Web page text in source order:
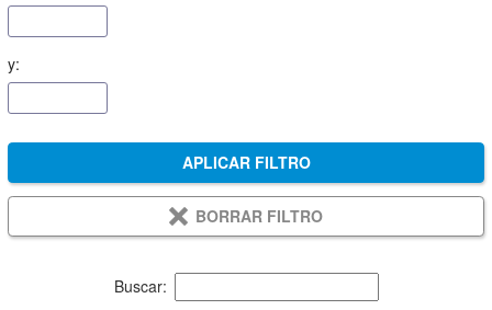
y:
APLICAR FILTRO
BORRAR FILTRO
Buscar: